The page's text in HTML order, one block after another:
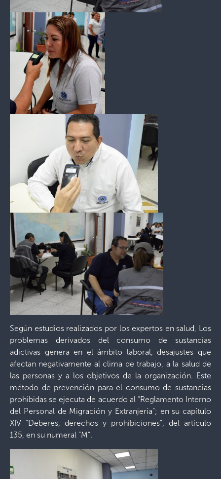
Según estudios realizados por los expertos en salud, Los
problemas derivados del consumo de sustancias
adictivas genera en el ámbito laboral, desajustes que
afectan negativamente al clima de trabajo, a la salud de
las personas y a los objetivos de la organización. Este
método de prevención para el consumo de sustancias
prohibidas se ejecuta de acuerdo al “Reglamento Interno
del Personal de Migración y Extranjería”; en su capítulo
XIV “Deberes, derechos y prohibiciones”, del artículo
135, en su numeral “M”.